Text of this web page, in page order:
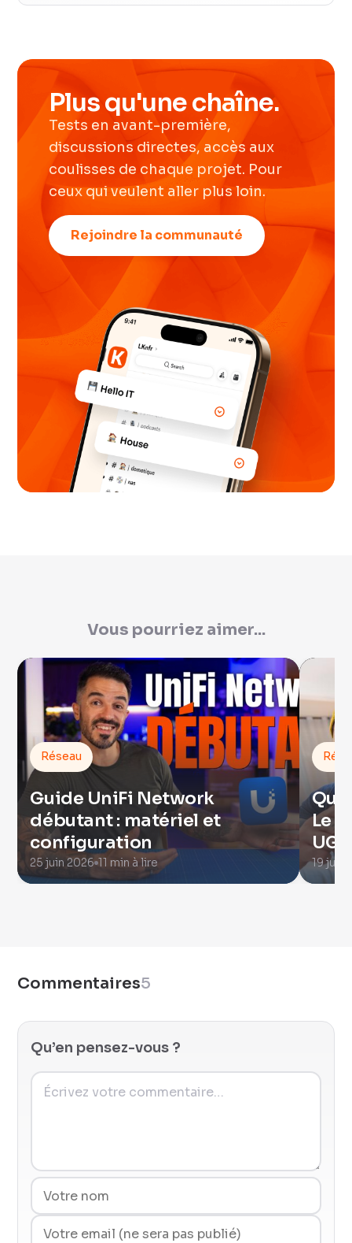
Plus qu'une chaîne.
Tests en avant-première,
discussions directes, accès aux
coulisses de chaque projet. Pour
ceux qui veulent aller plus loin.
Rejoindre la communauté
Vous pourriez aimer...
Réseau
Guide UniFi Network
débutant : matériel et
configuration
25 juin 2026 11 min à lire
Le
19
Commentaires5
Qu’en pensez-vous ?